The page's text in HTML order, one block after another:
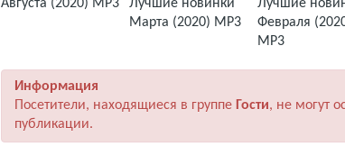
Августа (2020) MP3
Лучшие новинки
Марта (2020) MP3
Лучшие
Февраля
MP3
Информация
Посетители, находящиеся в группе Гости, не могут
публикации.